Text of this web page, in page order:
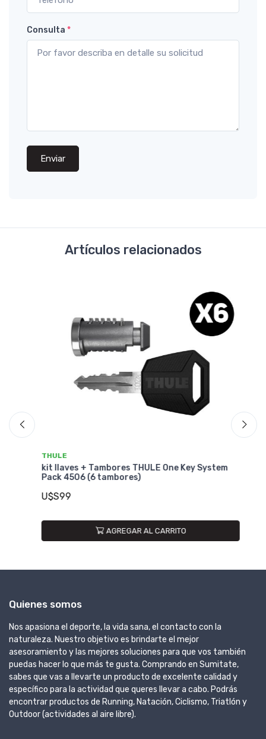
Consulta *
Enviar
Artículos relacionados
THULE
kit llaves + Tambores THULE One Key System
Pack 4506 (6 tambores)
U$S99
AGREGAR AL CARRITO
Quienes somos
Nos apasiona el deporte, la vida sana, el contacto con la
naturaleza. Nuestro objetivo es brindarte el mejor
asesoramiento y las mejores soluciones para que vos también
puedas hacer lo que más te gusta. Comprando en Sumitate,
sabes que vas a llevarte un producto de excelente calidad y
específico para la actividad que queres llevar a cabo. Podrás
encontrar productos de Running, Natación, Ciclismo, Triatlón y
Outdoor (actividades al aire libre).